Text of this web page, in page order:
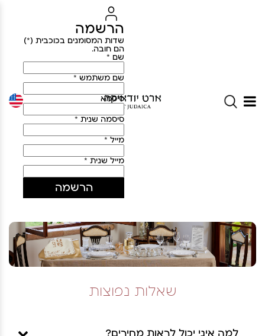
הרשמה
שדות המסומנים בכוכבית (*)
הם חובה.
שם *
שם משתמש *
סיסמא
סיסמה שנית *
מייל *
מייל שנית *
הרשמה
שאלות נפוצות
למה איני יכול לראות מחירים?